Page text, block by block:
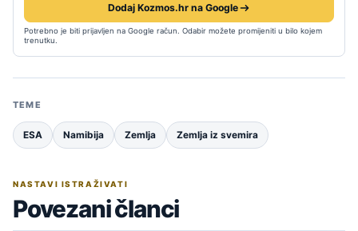
Dodaj Kozmos.hr na Google
Potrebno je biti prijavljen na Google račun. Odabir možete promijeniti u bilo kojem
trenutku.
TEME
ESA Namibija Zemlja Zemlja iz svemira
NASTAVI ISTRAŽIVATI
Povezani članci